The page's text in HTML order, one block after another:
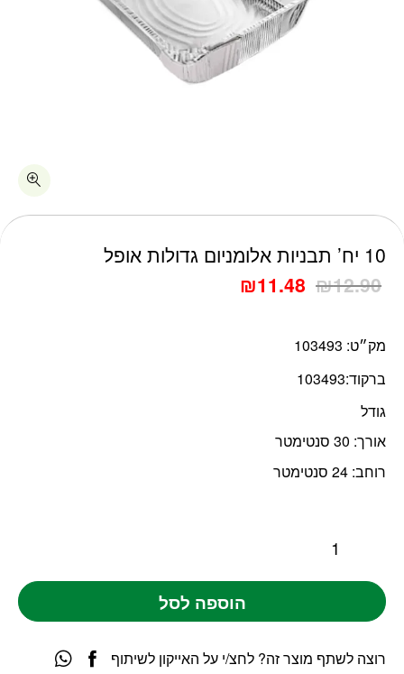
10 יח’ תבניות אלומניום גדולות אופל
₪12.90
₪11.48
גודל
אורך: 30 סנטימטר
רוחב: 24 סנטימטר
מק״ט: 103493
ברקוד:103493
כמות 10 יח' תבניות אלומניום גדולות אופל
הוספה לסל
רוצה לשתף מוצר זה? לחצ/י על האייקון לשיתוף